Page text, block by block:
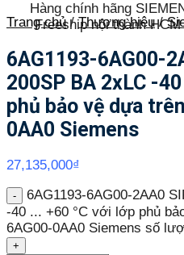
Hàng chính hãng
Freeship nội thành HCM
Trang chủ / Thương hiệu /
6AG1193-6AG00-
200SP BA 2xLC -
phủ bảo vệ dựa
0AA0 Siemens
27,135,000₫
6AG1193-6AG00-2AA0
-40 ... +60 °C với lớp phủ
6AG00-0AA0 Siemens số